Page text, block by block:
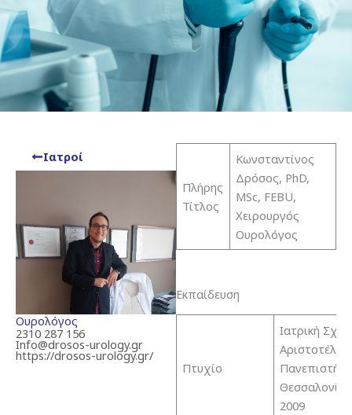
Ιατροί
Ουρολόγος
2310 287 156
Info@drosos-urology.gr
https://drosos-urology.gr/
Πλήρης
Τίτλος
Κωνσταντίνος
Δρόσος, PhD,
MSc, FEBU,
Χειρουργός
Ουρολόγος
Εκπαίδευση
Πτυχίο
Ιατρική
2009